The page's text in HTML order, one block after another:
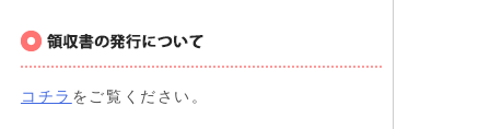
コチラ をご覧ください。